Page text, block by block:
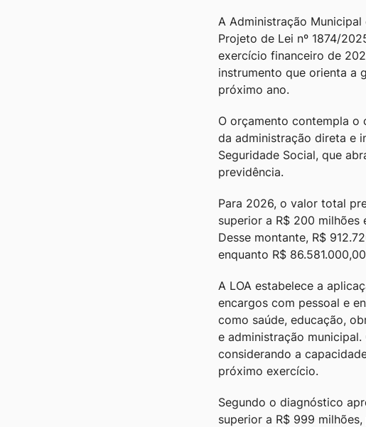
A Administração
Projeto de Lei nº 1874/
exercício financeiro de
instrumento que orienta a
próximo ano.
O orçamento contempla o
da administração direta e
Seguridade Social, que
previdência.
Para 2026, o valor total
superior a R$ 200
Desse montante, R$
enquanto R$
A LOA estabelece a
encargos com pessoal e
como saúde, educação,
e administração
considerando a
próximo exercício.
Segundo o diagnóstico
superior a R$ 999